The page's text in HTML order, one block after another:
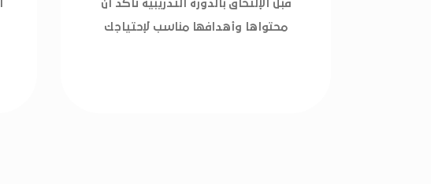
قبل الإلتحاق بالدورة التدريبية تأكد أن
محتواها وأهدافها مناسب لإحتياجك